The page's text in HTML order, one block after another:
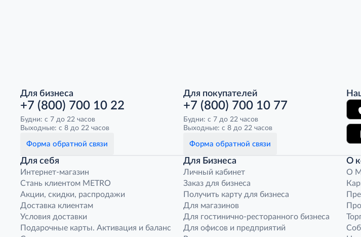
Для бизнеса
+7 (800) 700 10 22
Будни: с 7 до 22 часов
Выходные: с 8 до 22 часов
Форма обратной связи
Для покупателей
+7 (800) 700 10 77
Будни: с 7 до 22 часов
Выходные: с 8 до 22 часов
Форма обратной связи
Для себя
Интернет-магазин
Стань клиентом METRO
Акции, скидки, распродажи
Доставка клиентам
Условия доставки
Подарочные карты. Активация и баланс
Для Бизнеса
Личный кабинет
Заказ для бизнеса
Получить карту для бизнеса
Для магазинов
Для гостинично-ресторанного бизнеса
Для офисов и предприятий
О
O